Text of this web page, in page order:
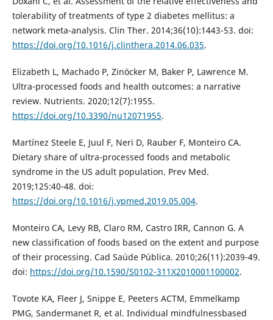
tolerability of treatments of type 2 diabetes mellitus: a
network meta-analysis. Clin Ther. 2014;36(10):1443-53. doi:
https://doi.org/10.1016/j.clinthera.2014.06.035.
Elizabeth L, Machado P, Zinöcker M, Baker P, Lawrence M.
Ultra-processed foods and health outcomes: a narrative
review. Nutrients. 2020;12(7):1955.
https://doi.org/10.3390/nu12071955.
Martínez Steele E, Juul F, Neri D, Rauber F, Monteiro CA.
Dietary share of ultra-processed foods and metabolic
syndrome in the US adult population. Prev Med.
2019;125:40-48. doi:
https://doi.org/10.1016/j.ypmed.2019.05.004.
Monteiro CA, Levy RB, Claro RM, Castro IRR, Cannon G. A
new classification of foods based on the extent and purpose
of their processing. Cad Saúde Pública. 2010;26(11):2039-49.
doi: https://doi.org/10.1590/S0102-311X2010001100002.
Tovote KA, Fleer J, Snippe E, Peeters ACTM, Emmelkamp
PMG, Sandermanet R, et al. Individual mindfulnessbased